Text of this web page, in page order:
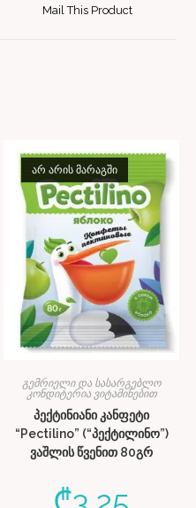
Mail This Product
ᲐᲠ ᲐᲠᲘᲡ ᲛᲐᲠᲐᲒᲨᲘ
გემრიელი და სასარგებლო
კონდიტერია ვიტამინებით
პექტინიანი კანფეტი
“Pectilino” (“პექტილინო”)
ვაშლის წვენით 80გრ